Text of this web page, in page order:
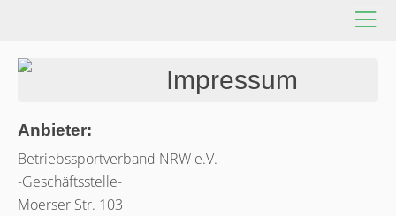
Impressum
Anbieter:
Betriebssportverband NRW e.V.
-Geschäftsstelle-
Moerser Str. 103